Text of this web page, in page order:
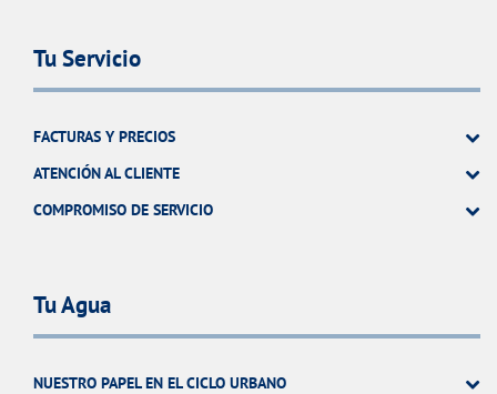
Tu Servicio
FACTURAS Y PRECIOS
ATENCIÓN AL CLIENTE
COMPROMISO DE SERVICIO
Tu Agua
NUESTRO PAPEL EN EL CICLO URBANO